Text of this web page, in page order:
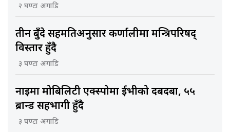
२ घण्टा अगाडि
तीन बुँदे सहमतिअनुसार कर्णालीमा मन्त्रिपरिषद्
विस्तार हुँदै
३ घण्टा अगाडि
नाइमा मोबिलिटी एक्स्पोमा ईभीको दबदबा, ५५
ब्रान्ड सहभागी हुँदै
३ घण्टा अगाडि